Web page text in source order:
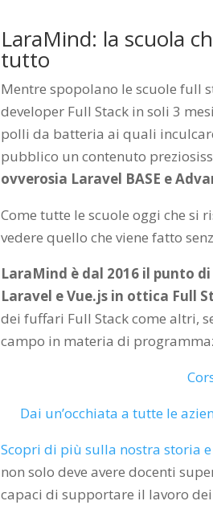
LaraMind: la scuola
tutto
Mentre spopolano le scuole full
developer Full Stack in soli 3
polli da batteria ai quali
pubblico un contenuto
ovverosia Laravel BASE e
Come tutte le scuole oggi che si
vedere quello che viene fatto
LaraMind è dal 2016 il punto
Laravel e Vue.js in ottica Full
dei fuffari Full Stack come altri,
campo in materia di
Dai un’occhiata a tutte le
Scopri di più sulla nostra storia
non solo deve avere docenti
capaci di supportare il lavoro